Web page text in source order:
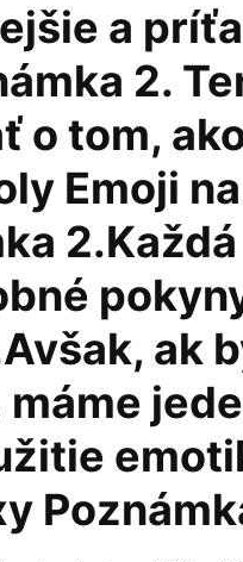
a
2.
o tom,
Emoji
ak